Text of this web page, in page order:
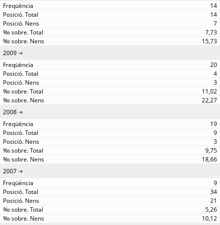
14
14
7
7,73
15,73
2009
20
4
3
11,02
22,27
2008
19
9
3
9,75
18,66
2007
9
34
21
5,26
10,12